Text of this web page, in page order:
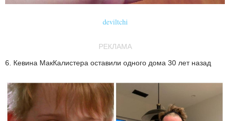
deviltchi
РЕКЛАМА
6. Кевина МакКалистера оставили одного дома 30 лет назад